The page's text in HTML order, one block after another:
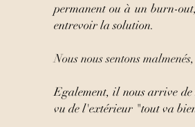
permanent ou à un burn-
entrevoir la solution.
Nous nous sentons
Egalement, il nous arrive de
vu de l'extérieur "tout va